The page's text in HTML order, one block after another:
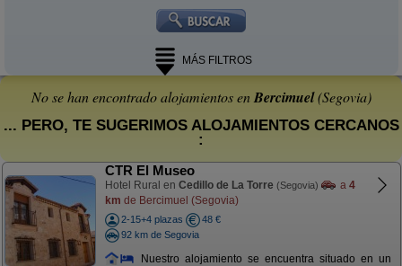
MÁS FILTROS
No se han encontrado alojamientos enBercimuel(Segovia)
... PERO, TE SUGERIMOS ALOJAMIENTOS CERCANOS
:
CTR El Museo
Hotel Rural en Cedillo de La Torre (Segovia) a 4
km de Bercimuel (Segovia)
2-15+4 plazas
48 €
92 km de Segovia
Nuestro alojamiento se encuentra situado en un